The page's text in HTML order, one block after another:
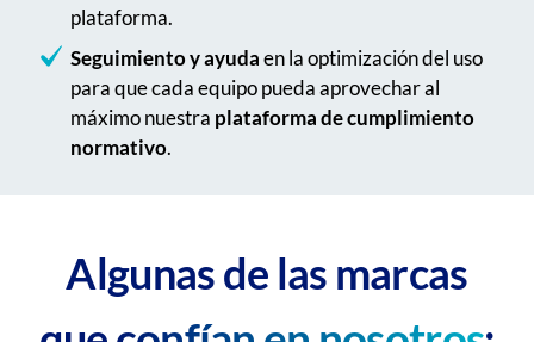
plataforma.
Seguimiento y ayudaen la optimización del uso
para que cada equipo pueda aprovechar al
máximo nuestra plataforma de cumplimiento
normativo.
Algunas de las marcas